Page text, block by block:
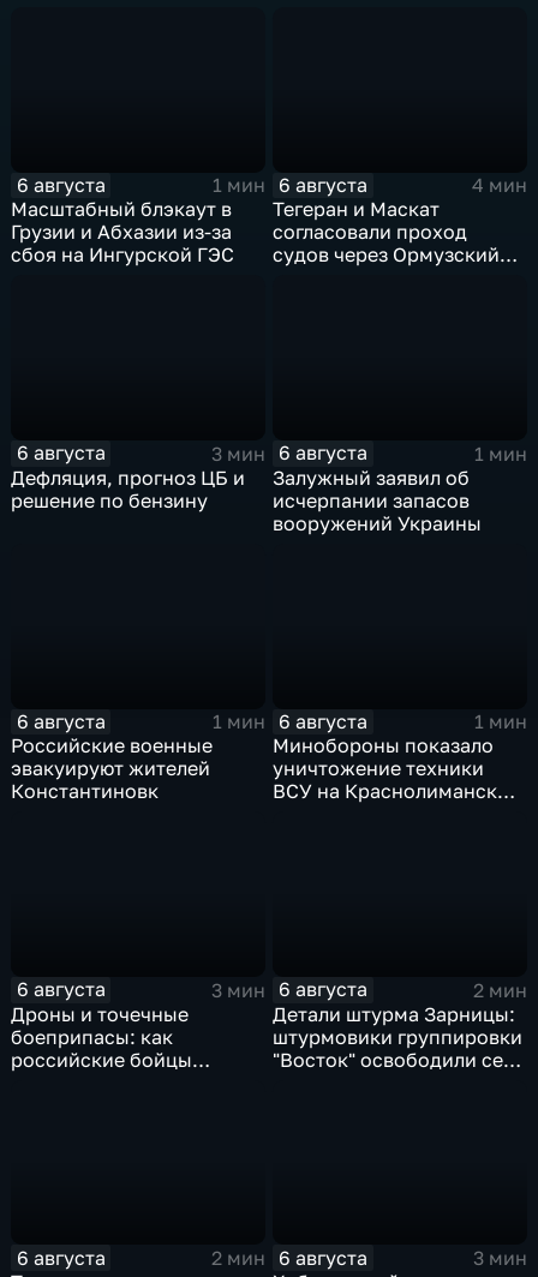
6 августа
1 мин
Масштабный блэкаут в
Грузии и Абхазии из-за
сбоя на Ингурской ГЭС
6 августа
4 мин
Тегеран и Маскат
согласовали проход
судов через Ормузский
6 августа
3 мин
Дефляция, прогноз ЦБ и
решение по бензину
6 августа
1 мин
Залужный заявил об
исчерпании запасов
вооружений Украины
6 августа
1 мин
Российские военные
эвакуируют жителей
Константиновк
6 августа
1 мин
Минобороны показало
уничтожение техники
ВСУ на Краснолиманском
6 августа
3 мин
Дроны и точечные
боеприпасы: как
российские бойцы
6 августа
2 мин
Детали штурма Зарницы:
штурмовики группировки
"Восток" освободили село
6 августа
2 мин
6 августа
3 мин